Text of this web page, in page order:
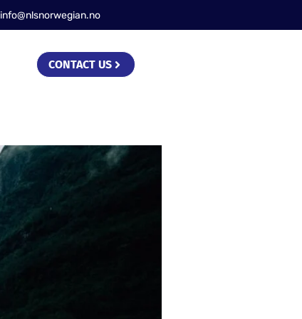
info@nlsnorwegian.no
CONTACT US